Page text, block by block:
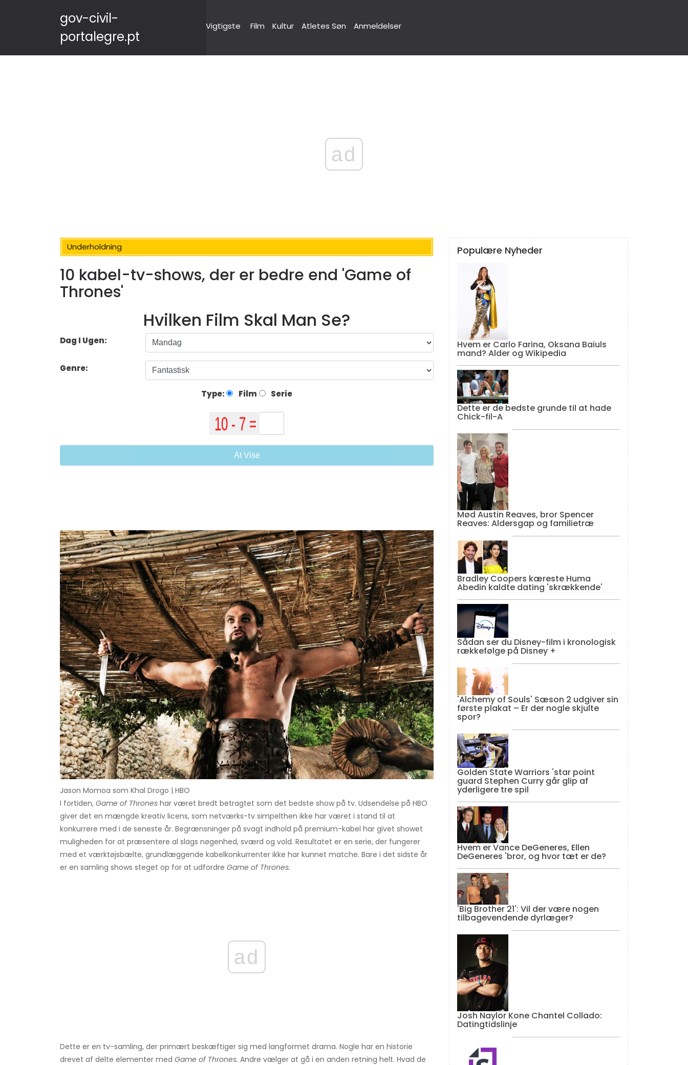
gov-civil-
portalegre.pt
Vigtigste Film Kultur Atletes Søn Anmeldelser
ad
Underholdning
10 kabel-tv-shows, der er bedre end 'Game of
Thrones'
Hvilken Film Skal Man Se?
Dag I Ugen:
Genre:
Type: Film Serie
At Vise
Jason Momoa som Khal Drogo | HBO
I fortiden, Game of Thrones har været bredt betragtet som det bedste show på tv. Udsendelse på HBO
giver det en mængde kreativ licens, som netværks-tv simpelthen ikke har været i stand til at
konkurrere med i de seneste år. Begrænsninger på svagt indhold på premium-kabel har givet showet
muligheden for at præsentere al slags nøgenhed, sværd og vold. Resultatet er en serie, der fungerer
med et værktøjsbælte, grundlæggende kabelkonkurrenter ikke har kunnet matche. Bare i det sidste år
er en samling shows steget op for at udfordre Game of Thrones.
ad
Dette er en tv-samling, der primært beskæftiger sig med langformet drama. Nogle har en historie
drevet af delte elementer med Game of Thrones. Andre vælger at gå i en anden retning helt. Hvad de
Populære Nyheder
Hvem er Carlo Farina, Oksana Baiuls
mand? Alder og Wikipedia
Dette er de bedste grunde til at hade
Chick-fil-A
Mød Austin Reaves, bror Spencer
Reaves: Aldersgap og familietræ
Bradley Coopers kæreste Huma
Abedin kaldte dating 'skrækkende'
Sådan ser du Disney-film i kronologisk
rækkefølge på Disney +
'Alchemy of Souls' Sæson 2 udgiver sin
første plakat – Er der nogle skjulte
spor?
Golden State Warriors 'star point
guard Stephen Curry går glip af
yderligere tre spil
Hvem er Vance DeGeneres, Ellen
DeGeneres 'bror, og hvor tæt er de?
'Big Brother 21': Vil der være nogen
tilbagevendende dyrlæger?
Josh Naylor Kone Chantel Collado:
Datingtidslinje